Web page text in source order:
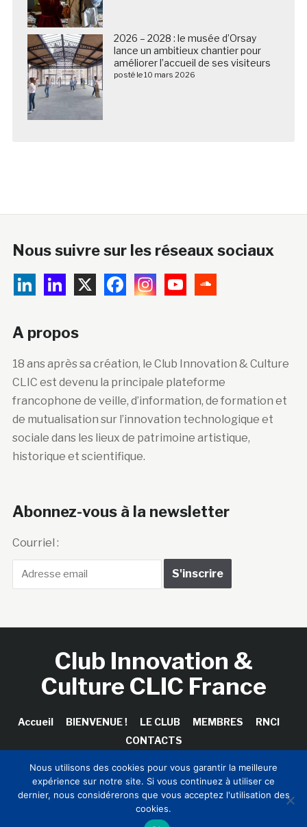
2026 – 2028 : le musée d’Orsay
lance un ambitieux chantier pour
améliorer l’accueil de ses visiteurs
posté le 10 mars 2026
Nous suivre sur les réseaux sociaux
A propos
18 ans après sa création, le Club Innovation & Culture
CLIC est devenu la principale plateforme
francophone de veille, d’information, de formation et
de mutualisation sur l’innovation technologique et
sociale dans les lieux de patrimoine artistique,
historique et scientifique.
Abonnez-vous à la newsletter
Courriel :
Club Innovation &
Culture CLIC France
Accueil BIENVENUE ! LE CLUB MEMBRES
RNCI
CONTACTS
Copyright © 2026 Club Innovation & Culture CLIC France /
Sinapses Conseils
Nous utilisons des cookies pour vous garantir la meilleure
expérience sur notre site. Si vous continuez à utiliser ce
dernier, nous considérerons que vous acceptez l'utilisation des
cookies.